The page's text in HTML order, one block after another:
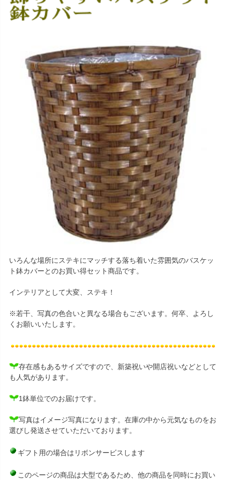
いろんな場所にステキにマッチする落ち着いた雰囲気のバスケッ
ト鉢カバーとのお買い得セット商品です。
インテリアとして大変、ステキ！
※若干、写真の色合いと異なる場合もございます。何卒、よろし
くお願いいたします。
存在感もあるサイズですので、新築祝いや開店祝いなどとして
も人気があります。
1鉢単位でのお届けです。
写真はイメージ写真になります。在庫の中から元気なものをお
選びし発送させていただいております。
ギフト用の場合はリボンサービスします
このページの商品は大型であるため、他の商品を同時にお買い